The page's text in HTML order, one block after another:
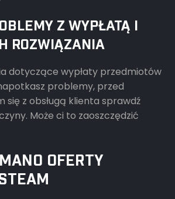
Z WYPŁATĄ I
ROZWIĄZANIA
dotyczące wypłaty przedmiotów
problemy, przed
z obsługą klienta sprawdź
Może ci to zaoszczędzić
OFERTY